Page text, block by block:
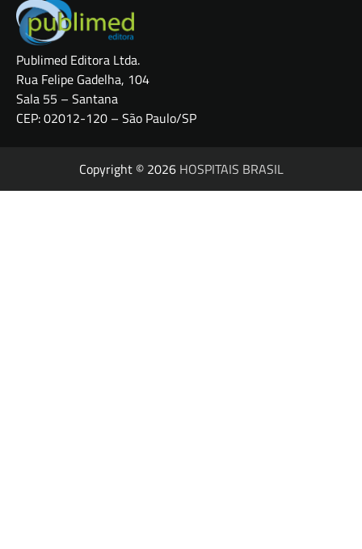
Publimed Editora Ltda.
Rua Felipe Gadelha, 104
Sala 55 – Santana
CEP: 02012-120 – São Paulo/SP
Copyright © 2026 HOSPITAIS BRASIL